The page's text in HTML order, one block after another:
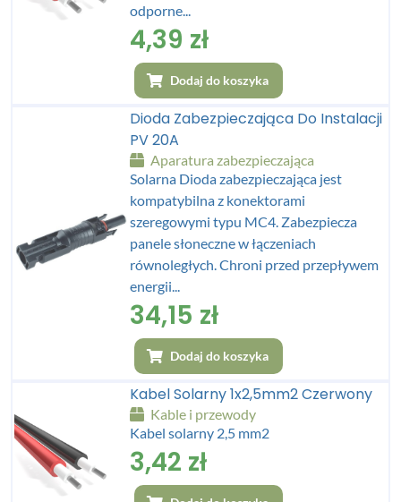
odporne...
4,39 zł
Dodaj do koszyka
Dioda Zabezpieczająca Do Instalacji
PV 20A
Aparatura zabezpieczająca
Solarna Dioda zabezpieczająca jest
kompatybilna z konektorami
szeregowymi typu MC4. Zabezpiecza
panele słoneczne w łączeniach
równoległych. Chroni przed przepływem
energii...
34,15 zł
Dodaj do koszyka
Kabel Solarny 1x2,5mm2 Czerwony
Kable i przewody
Kabel solarny 2,5 mm2
3,42 zł